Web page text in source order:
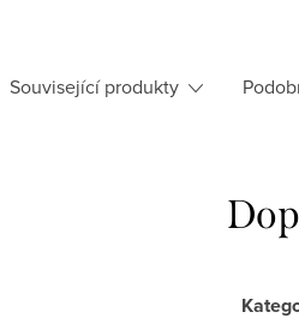
Související produkty